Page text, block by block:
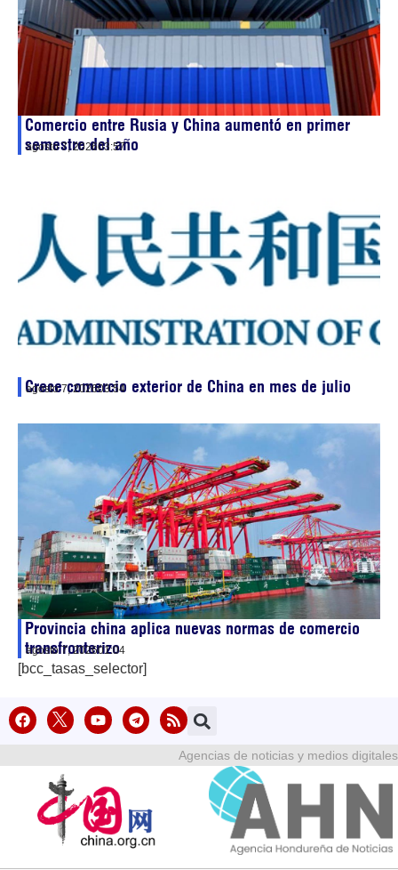
Comercio entre Rusia y China aumentó en primer
semestre del año
agosto 7, 202603:57
Crece comercio exterior de China en mes de julio
agosto 7, 202603:54
Provincia china aplica nuevas normas de comercio
transfronterizo
agosto 7, 202601:04
[bcc_tasas_selector]
Agencias de noticias y medios digitales